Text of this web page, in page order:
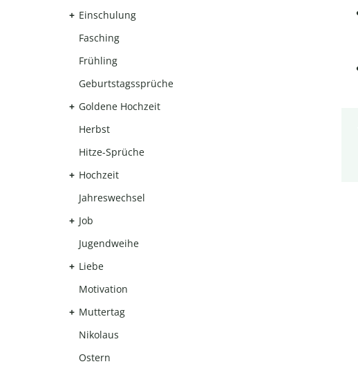
Einschulung
Fasching
Frühling
Geburtstagssprüche
Goldene Hochzeit
Herbst
Hitze-Sprüche
Hochzeit
Jahreswechsel
Job
Jugendweihe
Liebe
Motivation
Muttertag
Nikolaus
Ostern